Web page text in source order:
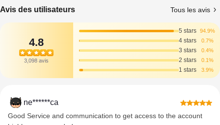
Avis des utilisateurs Tous les avis
4.8
3,098 avis
5 stars 94.9%
4 stars 0.7%
3 stars 0.4%
2 stars 0.1%
1 stars 3.9%
ne******ca
Good Service and communication to get access to the account